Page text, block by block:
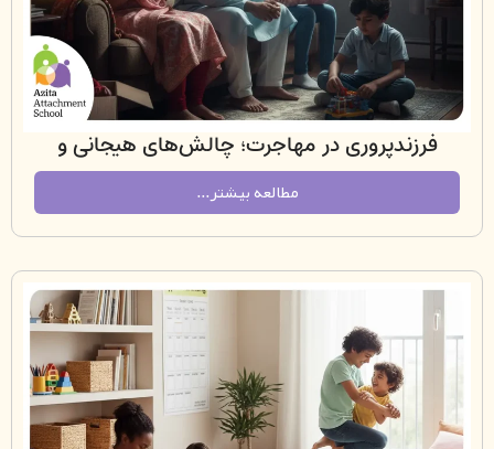
در مهاجرت؛ چالش‌های هیجانی و
فرهنگی والدین میان‌نسلی
مطالعه بیشتر...